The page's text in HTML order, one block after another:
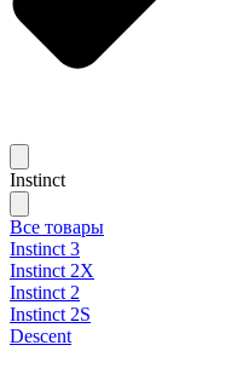
Instinct
Все товары
Instinct 3
Instinct 2X
Instinct 2
Instinct 2S
Descent